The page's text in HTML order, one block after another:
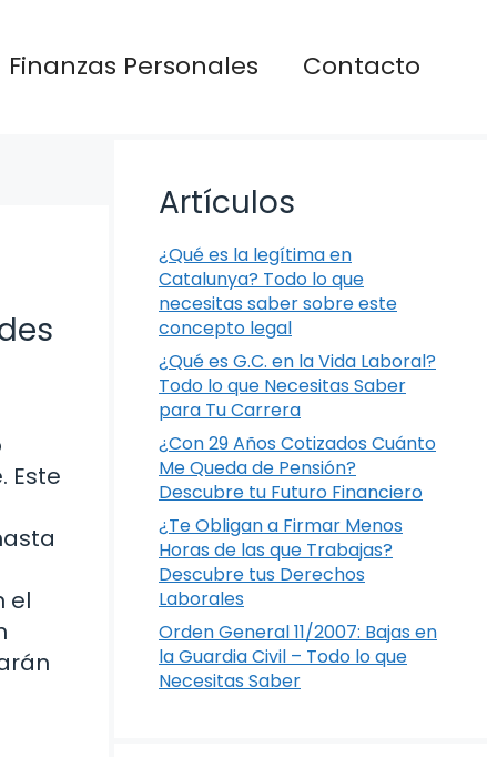
Finanzas Personales Contacto
Este
el
Artículos
¿Qué es la legítima en
Catalunya? Todo lo que
necesitas saber sobre este
concepto legal
¿Qué es G.C. en la Vida Laboral?
Todo lo que Necesitas Saber
para Tu Carrera
¿Con 29 Años Cotizados Cuánto
Me Queda de Pensión?
Descubre tu Futuro Financiero
¿Te Obligan a Firmar Menos
Horas de las que Trabajas?
Descubre tus Derechos
Laborales
Orden General 11/2007: Bajas en
la Guardia Civil – Todo lo que
Necesitas Saber